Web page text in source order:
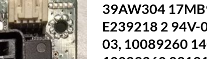
39AW304
E239218 2 94V-
03, 10089260